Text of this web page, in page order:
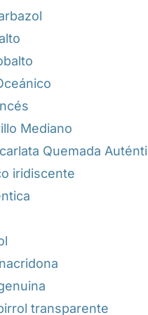
Mediano
Quemada
iridiscente
transparente